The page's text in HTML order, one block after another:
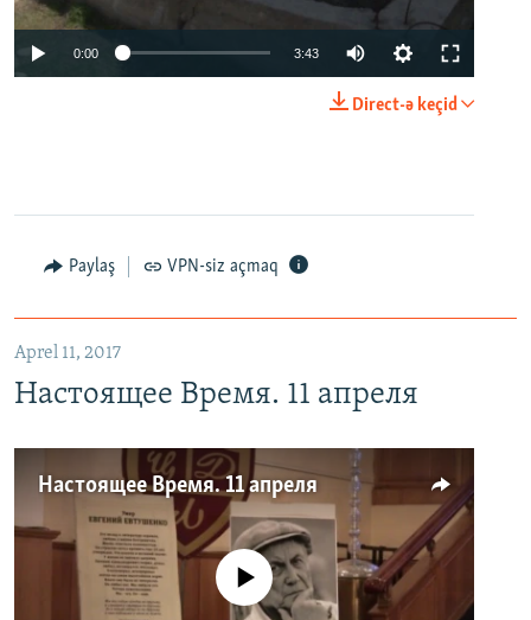
0:00 3:43
Direct-ə keçid
Paylaş VPN-siz açmaq
Aprel 11, 2017
Настоящее Время. 11 апреля
Настоящее Время. 11 апреля
No media source currently available